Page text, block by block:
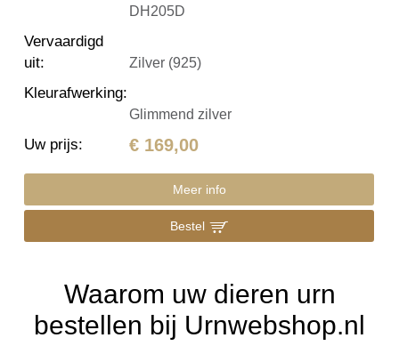
DH205D
Vervaardigd
uit: Zilver (925)
Kleurafwerking:
Glimmend zilver
Uw prijs: € 169,00
Meer info
Bestel
Waarom uw dieren urn
bestellen bij Urnwebshop.nl